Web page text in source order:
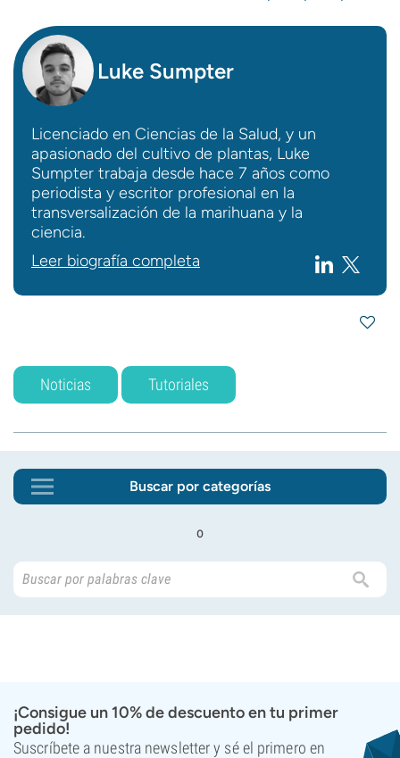
Luke Sumpter
Licenciado en Ciencias de la Salud, y un
apasionado del cultivo de plantas, Luke
Sumpter trabaja desde hace 7 años como
periodista y escritor profesional en la
transversalización de la marihuana y la
ciencia.
Leer biografía completa
Noticias Tutoriales
Buscar por categorías
o
¡Consigue un 10% de descuento en tu primer
pedido!
Suscríbete a nuestra newsletter y sé el primero en